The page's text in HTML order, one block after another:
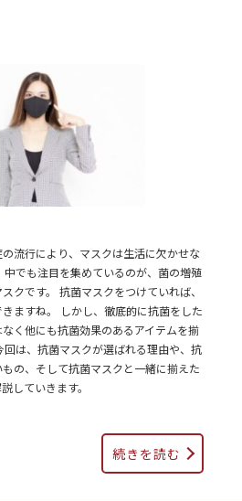
流行により、マスクは生活に欠かせな
中でも注目を集めているのが、菌の増殖
クです。 抗菌マスクをつけていれば、
ますね。 しかし、徹底的に抗菌をした
く他にも抗菌効果のあるアイテムを揃
回は、抗菌マスクが選ばれる理由や、抗
の、そして抗菌マスクと一緒に揃えた
していきます。
続きを読む